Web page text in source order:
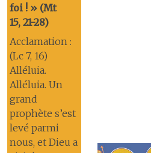
foi ! » (Mt
15, 21-28)
Acclamation :
(Lc 7, 16)
Alléluia.
Alléluia. Un
grand
prophète s’est
levé parmi
nous, et Dieu a